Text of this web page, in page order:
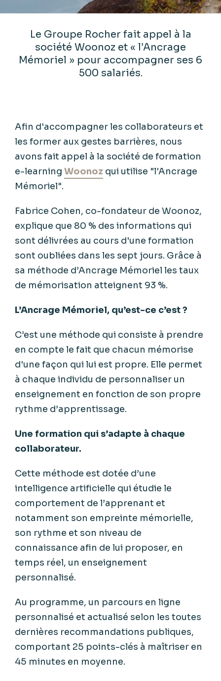
Le Groupe Rocher fait appel à la
société Woonoz et « l’Ancrage
Mémoriel » pour accompagner ses 6
500 salariés.
Afin d'accompagner les collaborateurs et
les former aux gestes barrières, nous
avons fait appel à la société de formation
e-learning Woonoz qui utilise "l'Ancrage
Mémoriel".
Fabrice Cohen, co-fondateur de Woonoz,
explique que 80 % des informations qui
sont délivrées au cours d'une formation
sont oubliées dans les sept jours. Grâce à
sa méthode d’Ancrage Mémoriel les taux
de mémorisation atteignent 93 %.
L’Ancrage Mémoriel, qu’est-ce c’est ?
C’est une méthode qui consiste à prendre
en compte le fait que chacun mémorise
d'une façon qui lui est propre. Elle permet
à chaque individu de personnaliser un
enseignement en fonction de son propre
rythme d’apprentissage.
Une formation qui s’adapte à chaque
collaborateur.
Cette méthode est dotée d’une
intelligence artificielle qui étudie le
comportement de l’apprenant et
notamment son empreinte mémorielle,
son rythme et son niveau de
connaissance afin de lui proposer, en
temps réel, un enseignement
personnalisé.
Au programme, un parcours en ligne
personnalisé et actualisé selon les toutes
dernières recommandations publiques,
comportant 25 points-clés à maîtriser en
45 minutes en moyenne.